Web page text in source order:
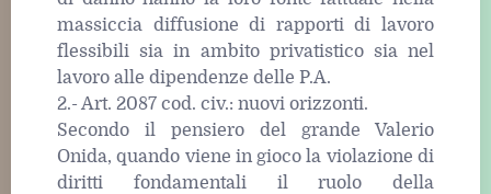
massiccia diffusione di rapporti di lavoro
flessibili sia in ambito privatistico sia nel
lavoro alle dipendenze delle P.A.
2.- Art. 2087 cod. civ.: nuovi orizzonti.
Secondo il pensiero del grande Valerio
Onida, quando viene in gioco la violazione di
diritti fondamentali il ruolo della